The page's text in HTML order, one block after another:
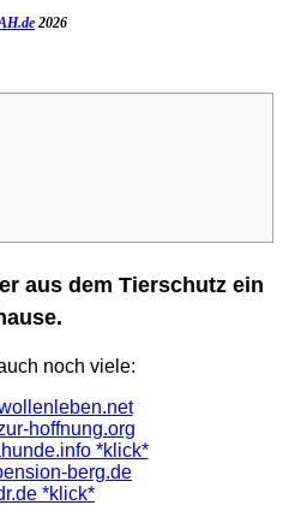
2026
aus dem Tierschutz ein
noch viele:
hoffnung.org
*klick*
berg.de
*klick*